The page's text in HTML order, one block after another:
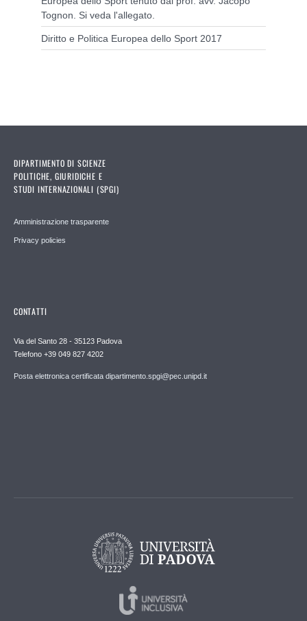
Tognon. Si veda l'allegato.
Diritto e Politica Europea dello Sport 2017
DIPARTIMENTO DI SCIENZE
POLITICHE, GIURIDICHE E
STUDI INTERNAZIONALI (SPGI)
Amministrazione trasparente
Privacy policies
CONTATTI
Via del Santo 28 - 35123 Padova
Telefono +39 049 827 4202
Posta elettronica certificata dipartimento.spgi@pec.unipd.it